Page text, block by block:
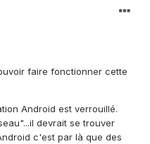
faire fonctionner cette
Android est verrouillé.
devrait se trouver
c'est par là que des